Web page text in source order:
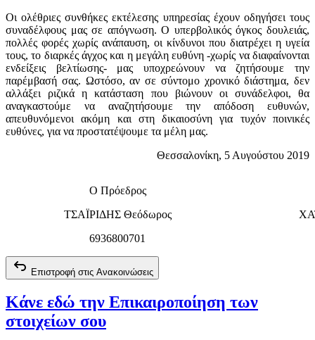
Οι ολέθριες συνθήκες εκτέλεσης υπηρεσίας έχουν οδηγήσει τους
συναδέλφους μας σε απόγνωση. Ο υπερβολικός όγκος δουλειάς,
πολλές φορές χωρίς ανάπαυση, οι κίνδυνοι που διατρέχει η υγεία
τους, το διαρκές άγχος και η μεγάλη ευθύνη -χωρίς να διαφαίνονται
ενδείξεις βελτίωσης- μας υποχρεώνουν να ζητήσουμε την
παρέμβασή σας. Ωστόσο, αν σε σύντομο χρονικό διάστημα, δεν
αλλάξει ριζικά η κατάσταση που βιώνουν οι συνάδελφοι, θα
αναγκαστούμε να αναζητήσουμε την απόδοση ευθυνών,
απευθυνόμενοι ακόμη και στη δικαιοσύνη για τυχόν ποινικές
ευθύνες, για να προστατέψουμε τα μέλη μας.
Θεσσαλονίκη, 5 Αυγούστου 2019
Ο Πρόεδρος
ΤΣΑΪΡΙΔΗΣ Θεόδωρος
6936800701
Επιστροφή στις Ανακοινώσεις
Κάνε εδώ την Επικαιροποίηση των
στοιχείων σου